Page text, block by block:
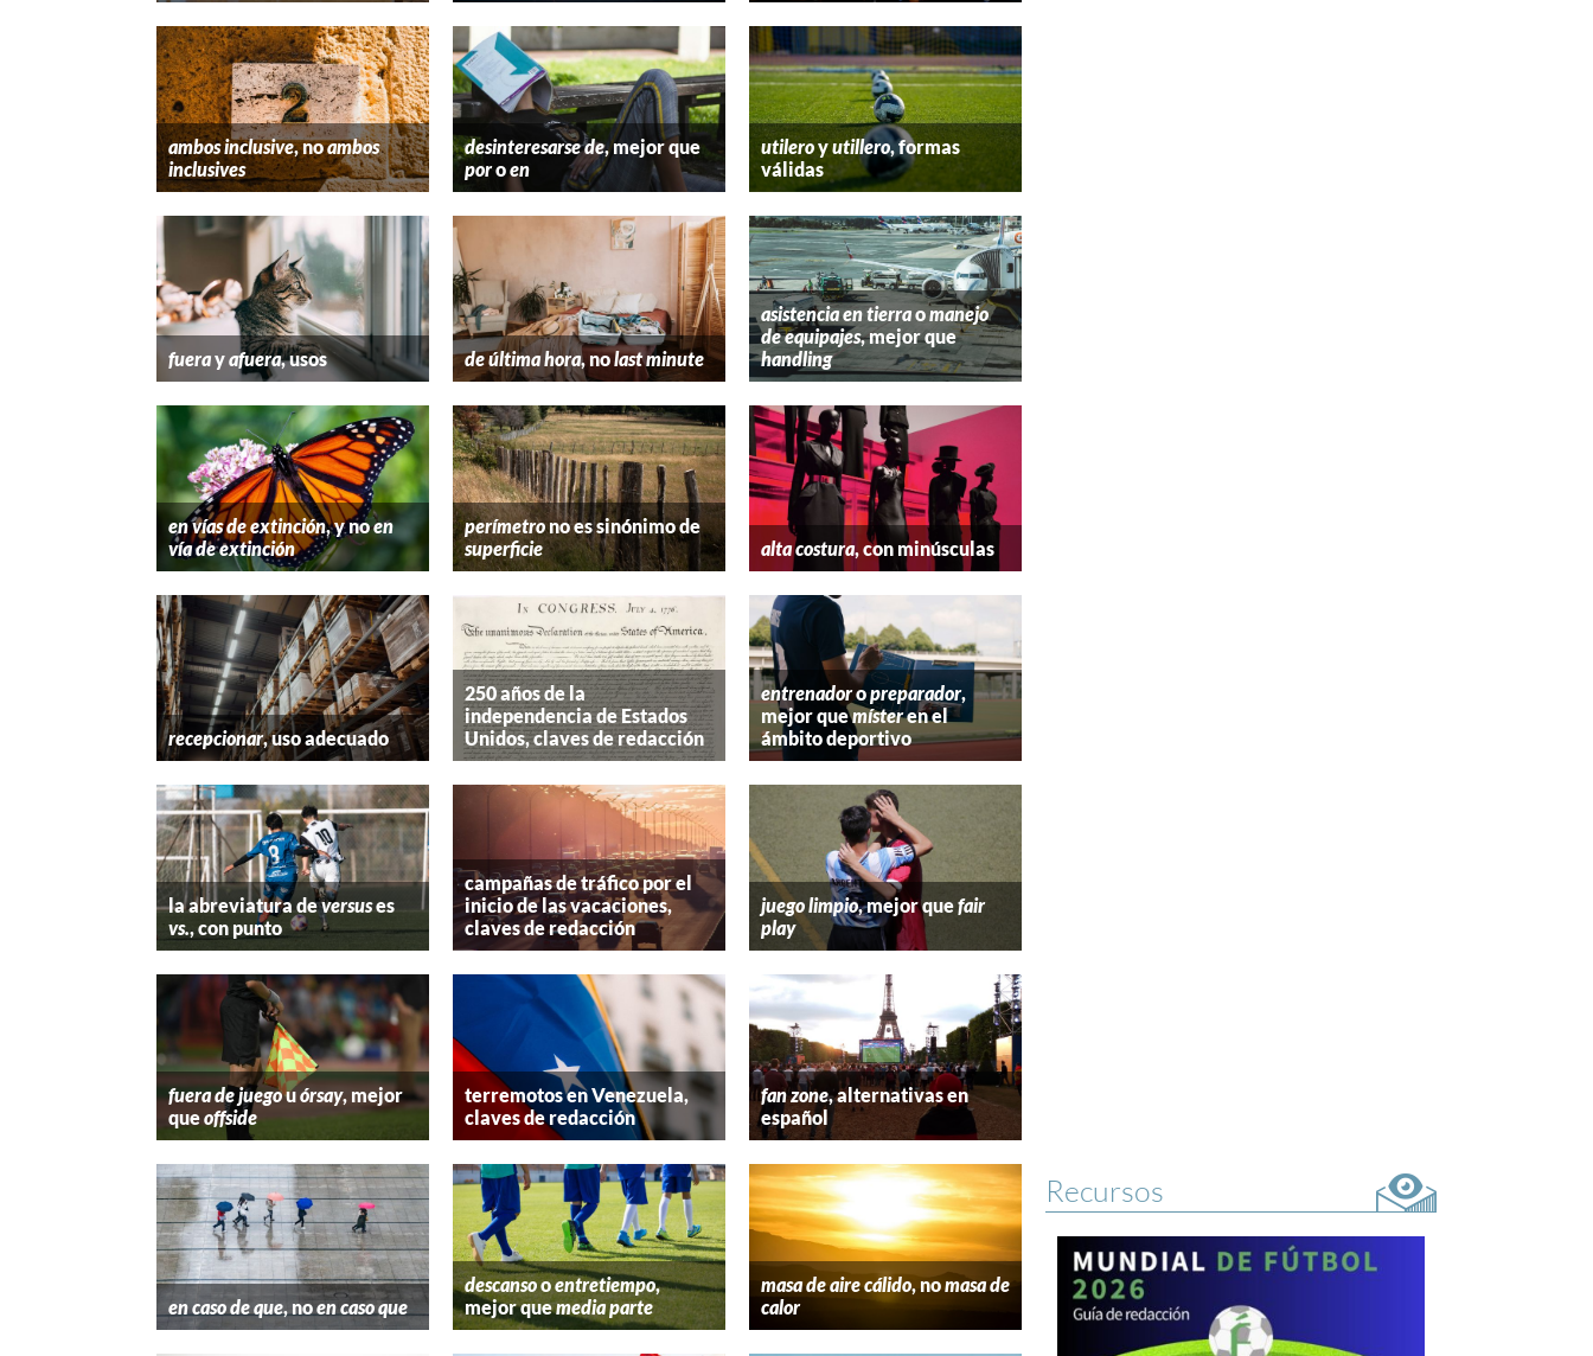
ambos inclusive, noambos
inclusives
desinteresarse de, mejor que
poroen
utileroyutillero, formas
válidas
fuerayafuera, usos de última hora, nolast minute
asistencia en tierraomanejo
de equipajes, mejor que
handling
en vías de extinción, y noen
vía de extinción
perímetrono es sinónimo de
superficie
alta costura, con minúsculas
recepcionar, uso adecuado
250 años de la
independencia de Estados
Unidos, claves de redacción
entrenadoropreparador,
mejor quemísteren el
ámbito deportivo
la abreviatura deversuses
vs., con punto
campañas de tráfico por el
inicio de las vacaciones,
claves de redacción
juego limpio, mejor quefair
play
fuera de juegouórsay, mejor
queoffside
terremotos en Venezuela,
claves de redacción
fan zone, alternativas en
español
en caso de que, noen caso que
descansooentretiempo,
mejor quemedia parte
masa de aire cálido, nomasa de
calor
Recursos